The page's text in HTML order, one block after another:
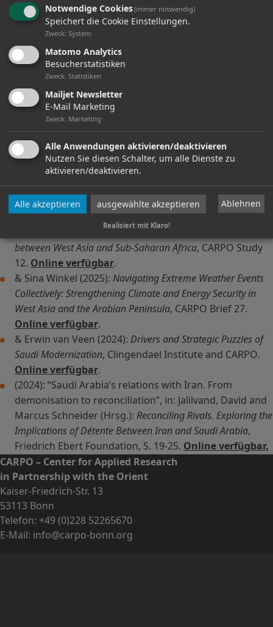
Golfstaaten.
Fokus & Themen
EU-GCC-Beziehungen; golfarabische Sportpolitik;
gesellschaftliche Entwicklungen in den Staaten des
Golfkooperationsrates; Saudi-Arabiens Außenpolitik und
gesellschaftliche Entwicklungen; südasiatische Migration
in die arabischen Golfstaaten; politisches und
wirtschaftliches Engagement der Golfstaaten in Afrika;
Entwicklungspolitik Saudi-Arabiens, Katars, Kuwaits und
der Vereinigten Arabischen Emirate (VAE)
Ausgewählte Publikationen
(2026):From Bromance to Frenemyship? Regional
Implications of the Saudi-UAE Rivalry, CARPO Pulse 06.
Online verfügbar.
& Desirée Custers und Hubert Kinkoh (2025):Agency in
Flux. Networkability, Maneuverability, and Leveragability
between West Asia and Sub-Saharan Africa, CARPO Study
12. Online verfügbar.
& Sina Winkel (2025): Navigating Extreme Weather Events
Collectively: Strengthening Climate and Energy Security in
West Asia and the Arabian Peninsula, CARPO Brief 27.
Online verfügbar.
& Erwin van Veen (2024): Drivers and Strategic Puzzles of
Saudi Modernization, Clingendael Institute and CARPO.
Online verfügbar.
(2024): “Saudi Arabia’s relations with Iran. From
demonisation to reconciliation”, in: Jalilvand, David and
Marcus Schneider (Hrsg.): Reconciling Rivals. Exploring the
Implications of Détente Between Iran and Saudi Arabia,
Friedrich Ebert Foundation, S. 19-25. Online verfügbar.
CARPO – Center for Applied Research
in Partnership with the Orient
Kaiser-Friedrich-Str. 13
53113 Bonn
Telefon: +49 (0)228 52265670
E-Mail: info@carpo-bonn.org
Notwendige Cookies(immer notwendig)
Speichert die Cookie Einstellungen.
Zweck: System
Matomo Analytics
Besucherstatistiken
Zweck: Statistiken
Mailjet Newsletter
E-Mail Marketing
Zweck: Marketing
Alle Anwendungen aktivieren/deaktivieren
Nutzen Sie diesen Schalter, um alle Dienste zu
aktivieren/deaktivieren.
Alle akzeptieren ausgewählte akzeptieren Ablehnen
Realisiert mit Klaro!